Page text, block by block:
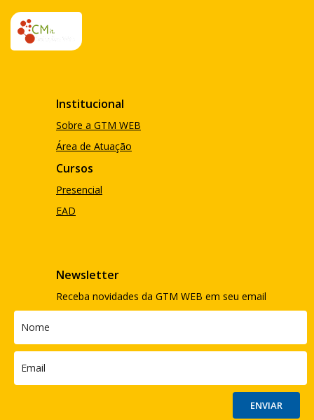
Institucional
Sobre a GTM WEB
Área de Atuação
Cursos
Presencial
EAD
Newsletter
Receba novidades da GTM WEB em seu email